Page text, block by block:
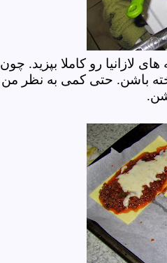
لازانیا رو کاملا بپزید. چون
باشن. حتی کمی به نظر من
نشن.